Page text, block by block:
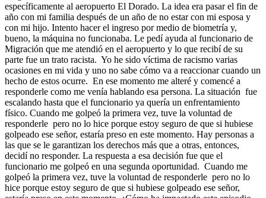
específicamente al aeropuerto El Dorado. La idea era pasar el fin de
año con mi familia después de un año de no estar con mi esposa y
con mi hijo. Intento hacer el ingreso por medio de biometría y,
bueno, la máquina no funcionaba. Le pedí ayuda al funcionario de
Migración que me atendió en el aeropuerto y lo que recibí de su
parte fue un trato racista. Yo he sido víctima de racismo varias
ocasiones en mi vida y uno no sabe cómo va a reaccionar cuando un
hecho de estos ocurre. En ese momento me alteré y comencé a
responderle como me venía hablando esa persona. La situación fue
escalando hasta que el funcionario ya quería un enfrentamiento
físico. Cuando me golpeó la primera vez, tuve la voluntad de
responderle pero no lo hice porque estoy seguro de que si hubiese
golpeado ese señor, estaría preso en este momento. Hay personas a
las que se le garantizan los derechos más que a otras, entonces,
decidí no responder. La respuesta a esa decisión fue que el
funcionario me golpeó en una segunda oportunidad. Cuando me
golpeó la primera vez, tuve la voluntad de responderle pero no lo
hice porque estoy seguro de que si hubiese golpeado ese señor,